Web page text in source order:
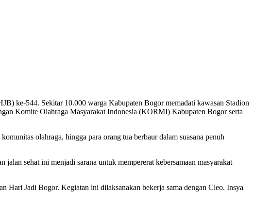
ke-544. Sekitar 10.000 warga Kabupaten Bogor memadati kawasan Stadion
Komite Olahraga Masyarakat Indonesia (KORMI) Kabupaten Bogor serta
olahraga, hingga para orang tua berbaur dalam suasana penuh
sehat ini menjadi sarana untuk mempererat kebersamaan masyarakat
Hari Jadi Bogor. Kegiatan ini dilaksanakan bekerja sama dengan Cleo. Insya